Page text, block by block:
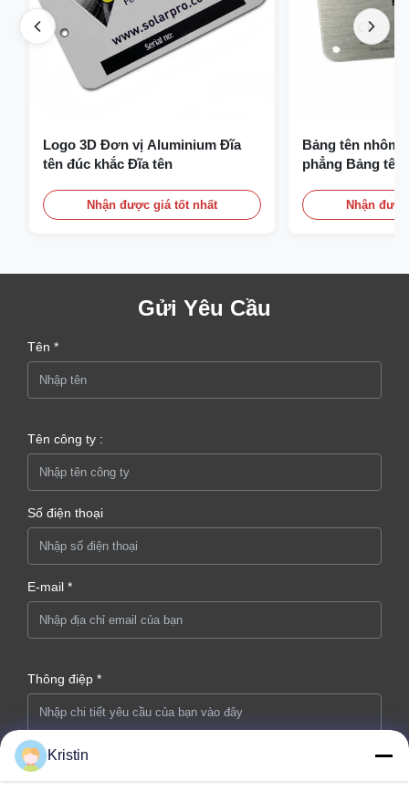
Logo 3D Đơn vị Aluminium Đĩa
tên đúc khắc Đĩa tên
Nhận được giá tốt nhất
Bảng tên nhôm
phẳng Bảng
Nhận
Gửi Yêu Cầu
Tên *
Tên công ty :
Số điện thoại
E-mail *
Thông điệp *
Kristin